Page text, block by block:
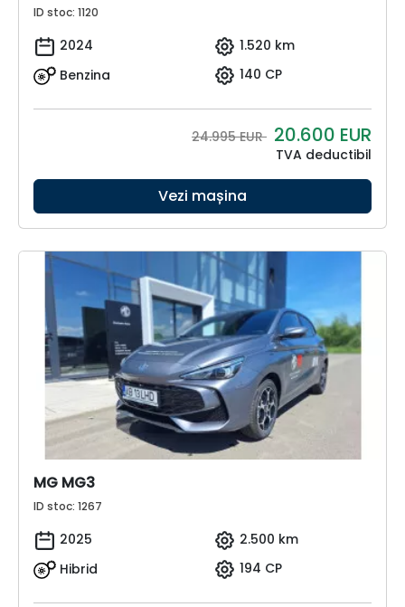
ID stoc: 1120
2024
1.520 km
Benzina
140 CP
24.995 EUR 20.600 EUR
TVA deductibil
Vezi mașina
MG MG3
ID stoc: 1267
2025
2.500 km
Hibrid
194 CP